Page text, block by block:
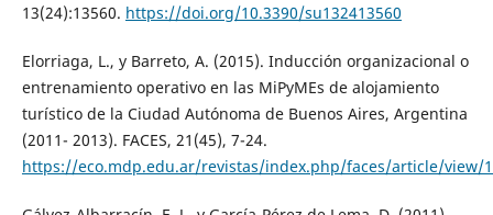
13(24):13560. https://doi.org/10.3390/su132413560
Elorriaga, L., y Barreto, A. (2015). Inducción organizacional o
entrenamiento operativo en las MiPyMEs de alojamiento
turístico de la Ciudad Autónoma de Buenos Aires, Argentina
(2011- 2013). FACES, 21(45), 7-24.
https://eco.mdp.edu.ar/revistas/index.php/faces/article/view/